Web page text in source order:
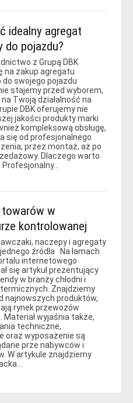
idealny agregat
do pojazdu?
z Grupą DBK
na zakup agregatu
do swojego pojazdu
stajemy przed wyborem,
na Twoją działalność na
DBK oferujemy nie
jakości produkty marki
kompleksową obsługę,
się od profesjonalnego
przez montaż, aż po
Dlaczego warto
w
kontrolowanej
naczepy i agregaty
źródła Na łamach
internetowego
się artykuł prezentujący
w branży chłodni i
Znajdziemy
najnowszych produktów,
rynek przewozów
Materiał wyjaśnia także,
techniczne,
oraz wyposażenie są
prze nabywców i
W artykule znajdziemy